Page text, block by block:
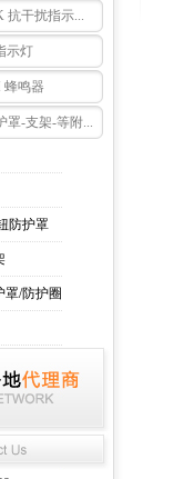
抗干扰指示...
示灯
蜂鸣器
罩-支架-等附...
防护罩
罩/防护圈